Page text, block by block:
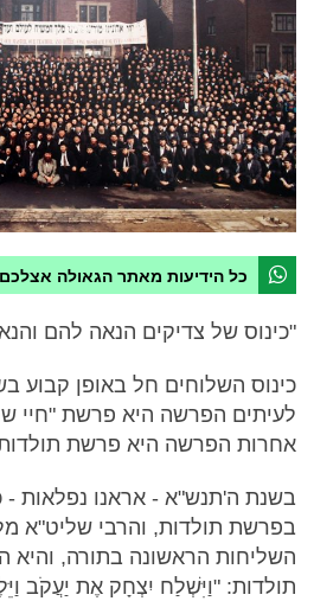
כל הידיעות מאתר הגאולה
"כינוס של צדיקים הנאה להם
כינוס השלוחים חל באופן קבוע
לעיתים הפרשה היא פרשת "חיי
אחרות הפרשה היא פרשת
בשנת ה'תנש"א - אראנו נפלאות -
בפרשת תולדות, והרבי שליט"א
השליחות הראשונה בתורה, והיא
תולדות: "וַיִּשְׁלַח יִצְחָק אֶת יַעֲקֹב